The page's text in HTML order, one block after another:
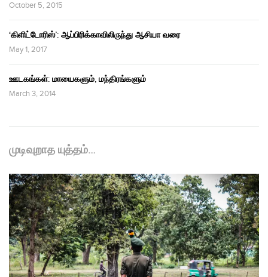
October 5, 2015
‘கிளிட்டோரிஸ்’: ஆப்பிரிக்காவிலிருந்து ஆசியா வரை
May 1, 2017
ஊடகங்கள்: மாயைகளும், மந்திரங்களும்
March 3, 2014
முடிவுறாத யுத்தம்…